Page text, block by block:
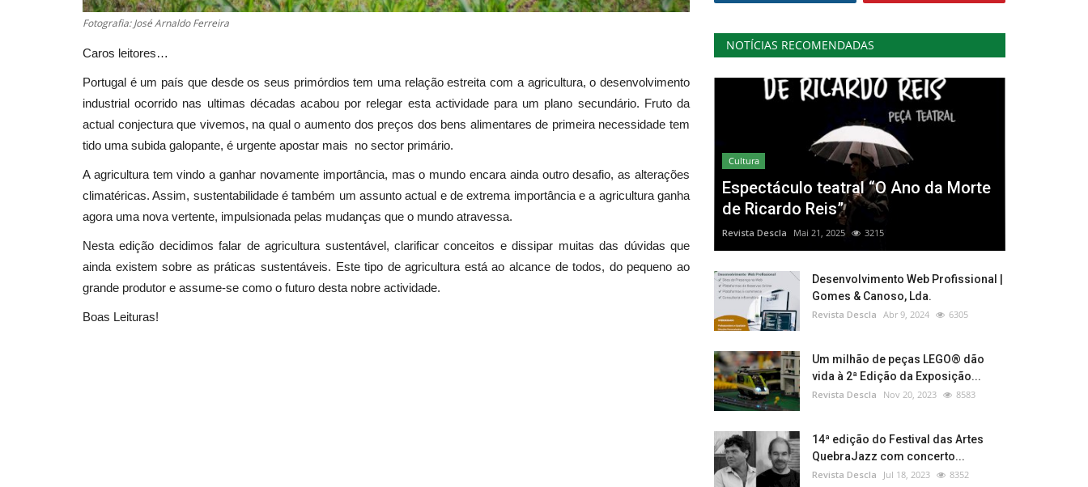
Fotografia: José Arnaldo Ferreira
Caros leitores…
Portugal é um país que desde os seus primórdios tem uma relação estreita com a agricultura, o desenvolvimento
industrial ocorrido nas ultimas décadas acabou por relegar esta actividade para um plano secundário. Fruto da
actual conjectura que vivemos, na qual o aumento dos preços dos bens alimentares de primeira necessidade tem
tido uma subida galopante, é urgente apostar mais no sector primário.
A agricultura tem vindo a ganhar novamente importância, mas o mundo encara ainda outro desafio, as alterações
climatéricas. Assim, sustentabilidade é também um assunto actual e de extrema importância e a agricultura ganha
agora uma nova vertente, impulsionada pelas mudanças que o mundo atravessa.
Nesta edição decidimos falar de agricultura sustentável, clarificar conceitos e dissipar muitas das dúvidas que
ainda existem sobre as práticas sustentáveis. Este tipo de agricultura está ao alcance de todos, do pequeno ao
grande produtor e assume-se como o futuro desta nobre actividade.
Boas Leituras!
NOTÍCIAS RECOMENDADAS
Cultura
Espectáculo teatral “O Ano da Morte
de Ricardo Reis”
Revista Descla Mai 21, 2025 3215
Desenvolvimento Web Profissional |
Gomes & Canoso, Lda.
Revista Descla Abr 9, 2024 6305
Um milhão de peças LEGO® dão
vida à 2ª Edição da Exposição...
Revista Descla Nov 20, 2023 8583
14ª edição do Festival das Artes
QuebraJazz com concerto...
Revista Descla Jul 18, 2023 8352